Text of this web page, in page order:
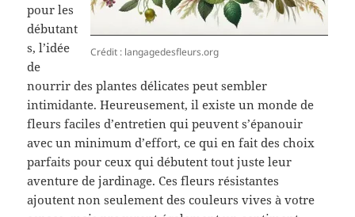
Crédit : langagedesfleurs.org
pour les
débutant
s, l’idée
de
nourrir des plantes délicates peut sembler
intimidante. Heureusement, il existe un monde de
fleurs faciles d’entretien qui peuvent s’épanouir
avec un minimum d’effort, ce qui en fait des choix
parfaits pour ceux qui débutent tout juste leur
aventure de jardinage. Ces fleurs résistantes
ajoutent non seulement des couleurs vives à votre